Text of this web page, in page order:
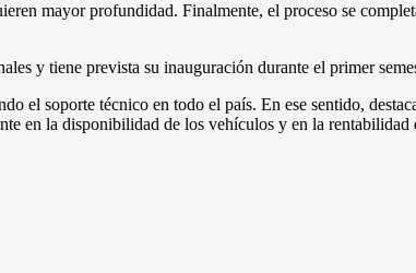
mayor profundidad. Finalmente, el proceso se
y tiene prevista su inauguración durante el primer
el soporte técnico en todo el país. En ese sentido,
en la disponibilidad de los vehículos y en la rentabilidad